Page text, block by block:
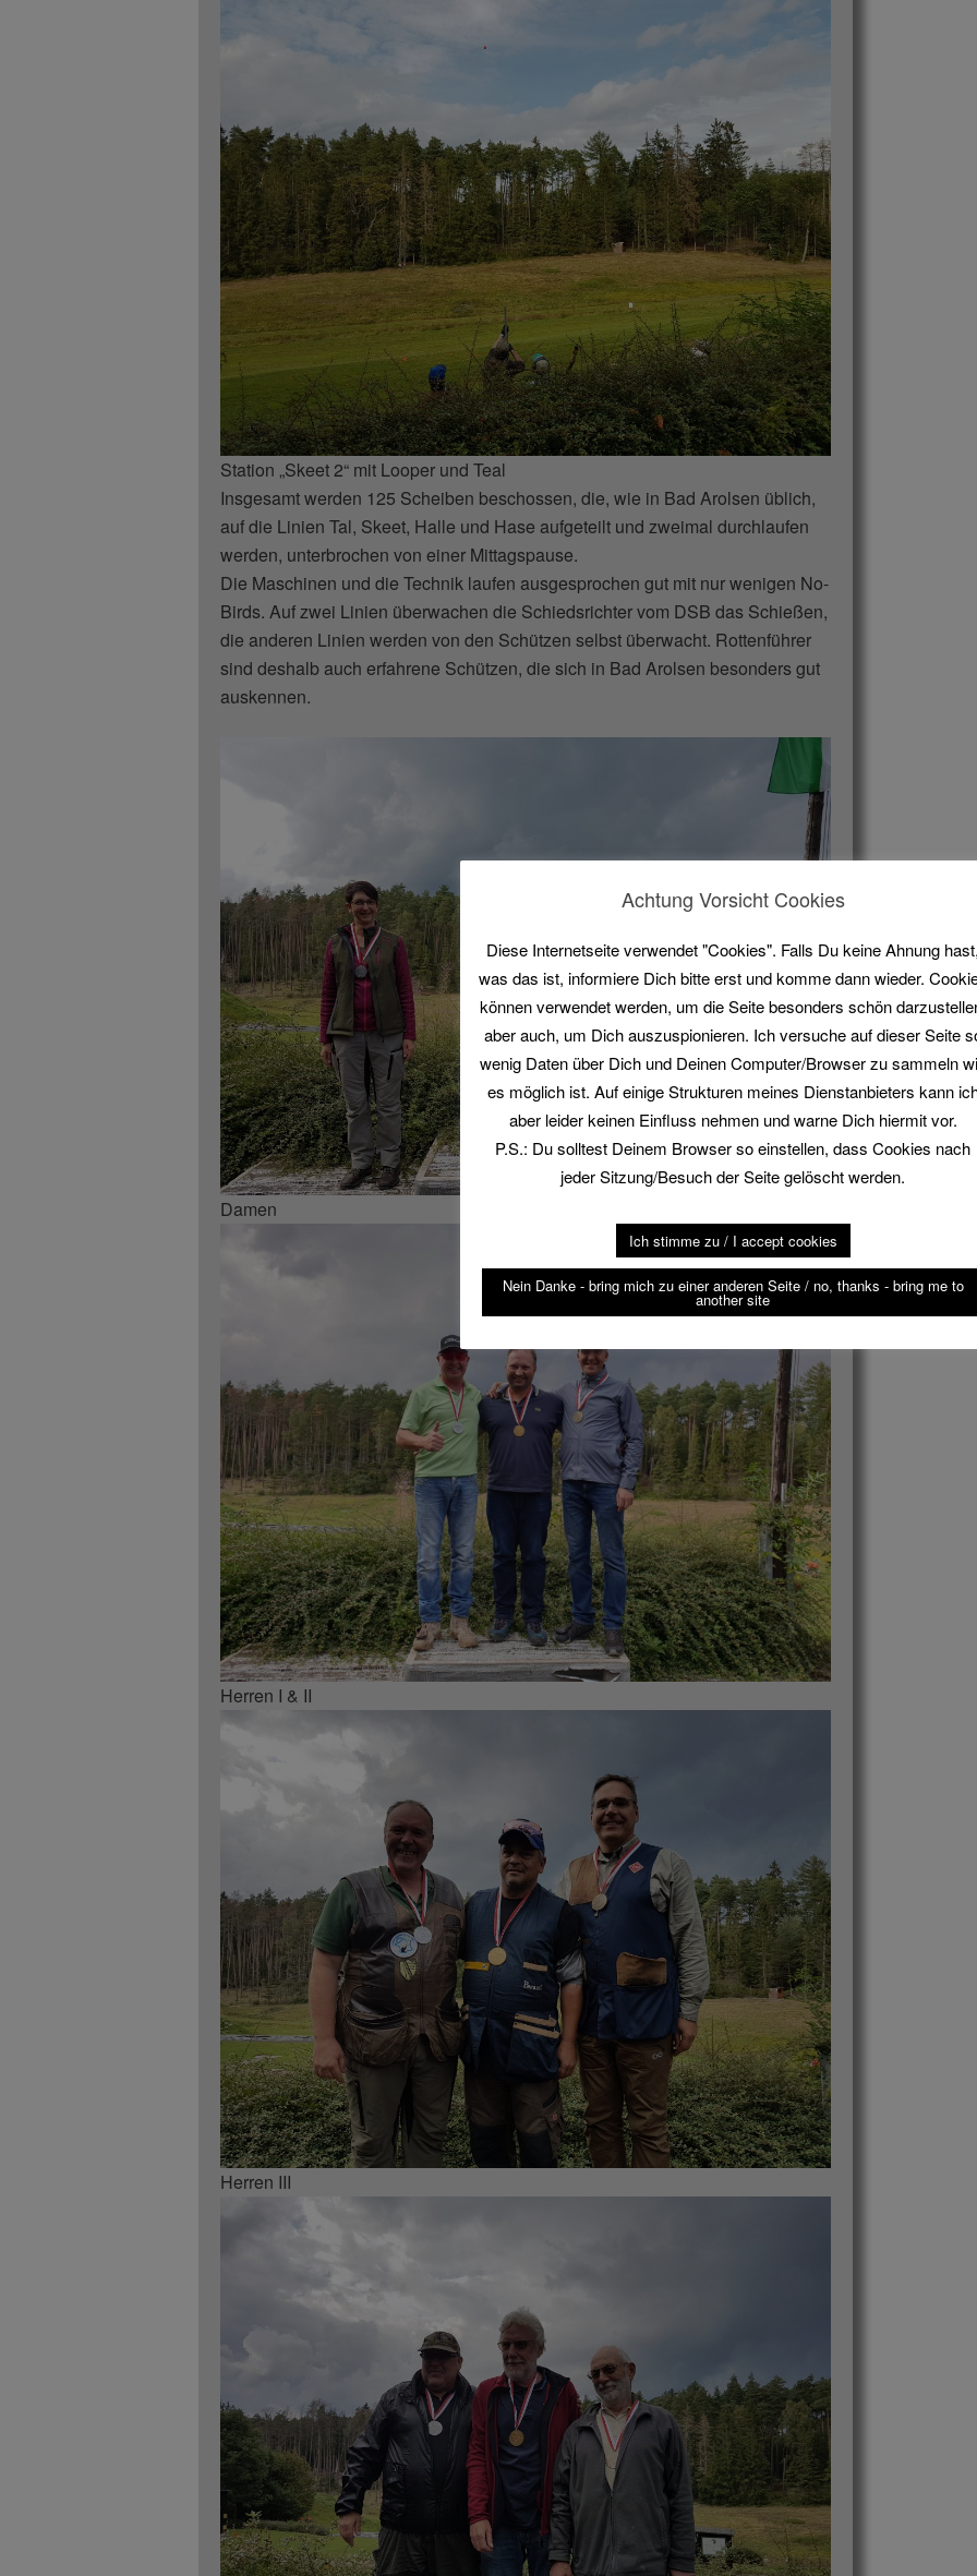
Station „Skeet 2“ mit Looper und Teal
Insgesamt werden 125 Scheiben beschossen, die, wie in Bad Arolsen üblich,
auf die Linien Tal, Skeet, Halle und Hase aufgeteilt und zweimal durchlaufen
werden, unterbrochen von einer Mittagspause.
Die Maschinen und die Technik laufen ausgesprochen gut mit nur wenigen No-
Birds. Auf zwei Linien überwachen die Schiedsrichter vom DSB das Schießen,
die anderen Linien werden von den Schützen selbst überwacht. Rottenführer
sind deshalb auch erfahrene Schützen, die sich in Bad Arolsen besonders gut
auskennen.
Damen
Herren I & II
Herren III
Achtung Vorsicht Cookies
Diese Internetseite verwendet "Cookies". Falls Du keine Ahnung hast,
was das ist, informiere Dich bitte erst und komme dann wieder.
können verwendet werden, um die Seite besonders schön
aber auch, um Dich auszuspionieren. Ich versuche auf dieser Seite
wenig Daten über Dich und Deinen Computer/Browser zu sammeln
es möglich ist. Auf einige Strukturen meines Dienstanbieters kann
aber leider keinen Einfluss nehmen und warne Dich hiermit vor.
P.S.: Du solltest Deinem Browser so einstellen, dass Cookies nach
jeder Sitzung/Besuch der Seite gelöscht werden.
Ich stimme zu / I accept cookies
Nein Danke - bring mich zu einer anderen Seite / no, thanks - bring me to
another site